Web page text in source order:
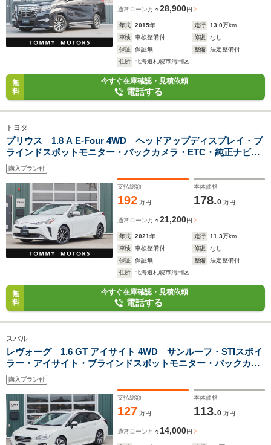
通常ローン 月々28,900円
年式 2015年 走行 13.0万km
車検
車検整備付 修復
なし
保証
保証無 整備
法定整備付
住所
北海道札幌市清田区
無
料
今すぐ在庫確認・見積依頼
電話する
トヨタ
プリウス 1.8 A E-Four 4WD ヘッドアップディスプレイ・ブ
ラインドスポットモニター・バックカメラ・ETC・純正ナビ・
純正エンスタ・障害物センサー・クルコン・オートハイビー
ム・新品社外17インチAW・新品夏タイヤ・フルセグ・前後ド
ラレコ
購入プラン付
支払総額
192 万円
本体価格
178.0 万円
通常ローン 月々21,200円
年式 2021年 走行 11.3万km
車検
車検整備付 修復
なし
保証
保証無 整備
法定整備付
住所
北海道札幌市清田区
無
料
今すぐ在庫確認・見積依頼
電話する
スバル
レヴォーグ 1.6 GT アイサイト 4WD サンルーフ・STIスポイ
ラー・アイサイト・ブラインドスポットモニター・バックカメ
ラ・LEDヘッドライト・ETC・シートヒーター・アダプティブ
クルーズコントロール
購入プラン付
支払総額
127 万円
本体価格
113.0 万円
通常ローン 月々 14,000円